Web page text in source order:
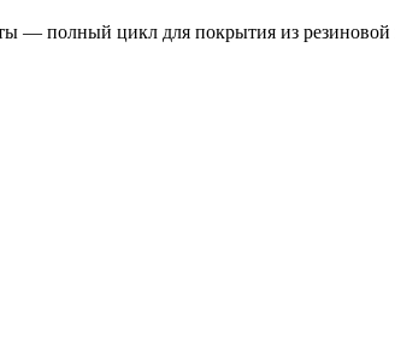
— полный цикл для покрытия из